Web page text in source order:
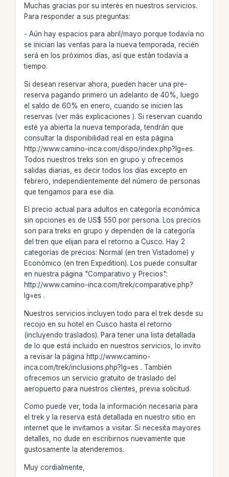
Muchas gracias por su interés en nuestros servicios.
Para responder a sus preguntas:
- Aún hay espacios para abril/mayo porque todavía no
se inician las ventas para la nueva temporada, recién
será en los próximos días, así que están todavía a
tiempo.
Si desean reservar ahora, pueden hacer una pre-
reserva pagando primero un adelanto de 40%, luego
el saldo de 60% en enero, cuando se inicien las
reservas (ver más explicaciones ). Si reservan cuando
esté ya abierta la nueva temporada, tendrán que
consultar la disponibilidad real en esta página
http://www.camino-inca.com/dispo/index.php?lg=es.
Todos nuestros treks son en grupo y ofrecemos
salidas diarias, es decir todos los días excepto en
febrero, independientemente del número de personas
que tengamos para ese día.
El precio actual para adultos en categoría económica
sin opciones es de US$ 550 por persona. Los precios
son para treks en grupo y dependen de la categoría
del tren que elijan para el retorno a Cusco. Hay 2
categorías de precios: Normal (en tren Vistadome) y
Económico (en tren Expedition). Los puede consultar
en nuestra página "Comparativo y Precios":
http://www.camino-inca.com/trek/comparative.php?
lg=es .
Nuestros servicios incluyen todo para el trek desde su
recojo en su hotel en Cusco hasta el retorno
(incluyendo traslados). Para tener una lista detallada
de lo que está incluido en nuestros servicios, lo invito
a revisar la página http://www.camino-
inca.com/trek/inclusions.php?lg=es . También
ofrecemos un servicio gratuito de traslado del
aeropuerto para nuestros clientes, previa solicitud.
Como puede ver, toda la información necesaria para
el trek y la reserva está detallada en nuestro sitio en
internet que le invitamos a visitar. Si necesita mayores
detalles, no dude en escribirnos nuevamente que
gustosamente la atenderemos.
Muy cordialmente,